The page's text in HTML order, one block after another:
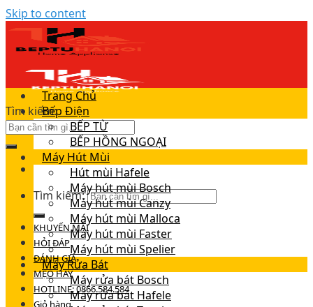
Skip to content
Tìm kiếm:
Tìm kiếm:
KHUYẾN MÃI
HỎI ĐÁP
ĐÁNH GIÁ
MẸO HAY
HOTLINE: 0866.584.584
Giỏ hàng
Trang Chủ
Bếp Điện
BẾP TỪ
BẾP HỒNG NGOẠI
Máy Hút Mùi
Hút mùi Hafele
Máy hút mùi Bosch
Máy hút mùi Canzy
Máy hút mùi Malloca
Máy hút mùi Faster
Máy hút mùi Spelier
Máy Rửa Bát
Máy rửa bát Bosch
Máy rửa bát Hafele